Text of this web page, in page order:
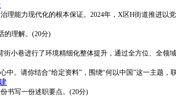
理能力现代化的根本保证。2024年，X区H街道推进以
的理解。(20分)
小巷进行了环境精细化整体提升，通过全方位、全领
中。请你结合“给定资料”，围绕“何以中国”这一主题，
书写一份述职要点。(20分)